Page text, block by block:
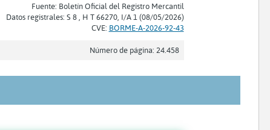
Fuente: Boletín Oficial del Registro Mercantil
Datos registrales: S 8 , H T 66270, I/A 1 (08/05/2026)
CVE: BORME-A-2026-92-43
Número de página: 24.458